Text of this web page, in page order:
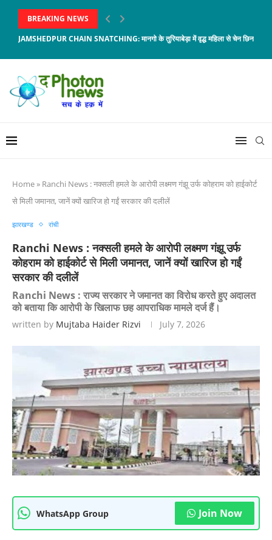
BREAKING NEWS
JAMSHEDPUR CHAIN SNATCHING: मानगो के तुरियाबेड़ा में वृद्ध महिला से चेन छिनताई,
Home» Ranchi News : नक्सली हमले के आरोपी लक्ष्मण गंझू उर्फ कोहराम को हाईकोर्ट
से मिली जमानत, जानें क्यों खारिज हो गईं सरकार की दलीलें
झारखण्ड रांची
Ranchi News : नक्सली हमले के आरोपी लक्ष्मण गंझू उर्फ
कोहराम को हाईकोर्ट से मिली जमानत, जानें क्यों खारिज हो गईं
सरकार की दलीलें
Ranchi News : राज्य सरकार ने जमानत का विरोध करते हुए अदालत
को बताया कि आरोपी के खिलाफ छह आपराधिक मामले दर्ज हैं।
written by Mujtaba Haider Rizvi July 7, 2026
WhatsApp Group Join Now